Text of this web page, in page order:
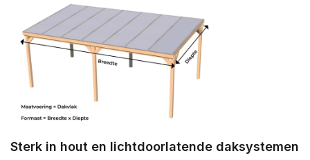
Sterk in hout en lichtdoorlatende daksystemen